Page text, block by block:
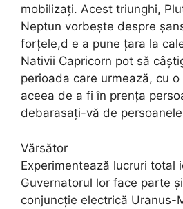
mobilizați. Acest triunghi,
Neptun vorbește despre
forțele,d e a pune țara la
Nativii Capricorn pot să
perioada care urmează, cu
aceea de a fi în prența
debarasați-vă de
Vărsător
Experimentează lucruri total
Guvernatorul lor face parte
conjuncție electrică Uranus-